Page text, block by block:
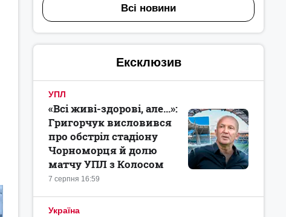
Всі новини
Ексклюзив
УПЛ
7 серпня 16:59
«Всі живі-здорові, але...»:
Григорчук висловився
про обстріл стадіону
Чорноморця й долю
матчу УПЛ з Колосом
Україна